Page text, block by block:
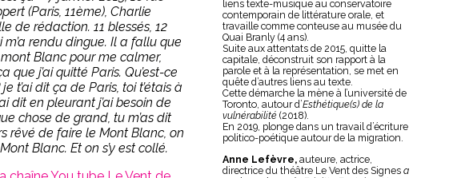
(Paris, 11ème), Charlie
de rédaction. 11 blessés, 12
m’a rendu dingue. Il a fallu que
Blanc pour me calmer,
que j’ai quitté Paris. Qu’est-ce
je t’ai dit ça de Paris, toi t’étais à
dit en pleurant j’ai besoin de
chose de grand, tu m’as dit
rêvé de faire le Mont Blanc, on
Blanc. Et on s’y est collé.
liens texte-musique au conservatoire
contemporain de littérature orale, et
travaille comme conteuse au musée du
Quai Branly (4 ans).
Suite aux attentats de 2015, quitte la
capitale, déconstruit son rapport à la
parole et à la représentation, se met en
quête d’autres liens au texte.
Cette démarche la mène à l’université de
Toronto, autour d’Esthétique(s) de la
vulnérabilité (2018).
En 2019, plonge dans un travail d’écriture
politico-poétique autour de la migration.
Anne Lefèvre, auteure, actrice,
directrice du théâtre Le Vent des Signesa